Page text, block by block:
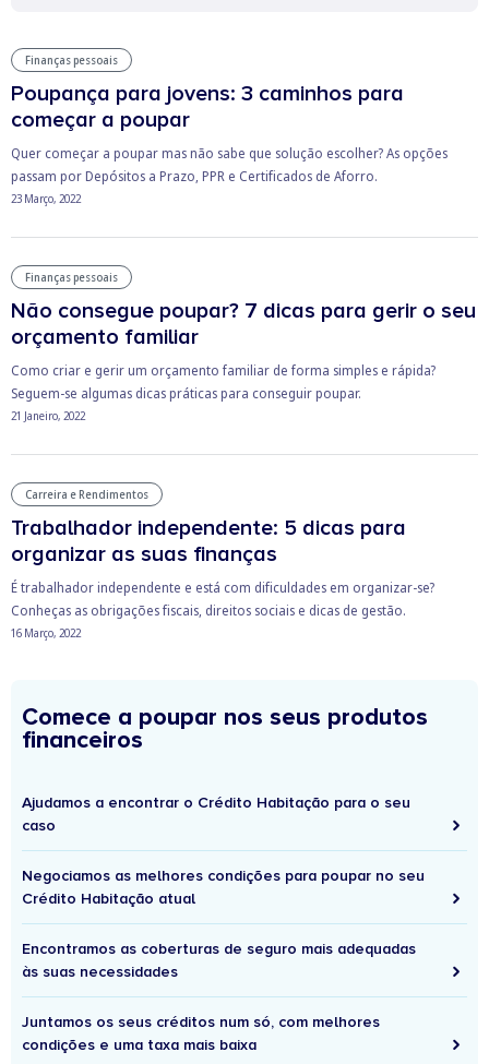
Finanças pessoais
Poupança para jovens: 3 caminhos para
começar a poupar
Quer começar a poupar mas não sabe que solução escolher? As opções
passam por Depósitos a Prazo, PPR e Certificados de Aforro.
23 Março, 2022
Finanças pessoais
Não consegue poupar? 7 dicas para gerir o seu
orçamento familiar
Como criar e gerir um orçamento familiar de forma simples e rápida?
Seguem-se algumas dicas práticas para conseguir poupar.
21 Janeiro, 2022
Carreira e Rendimentos
Trabalhador independente: 5 dicas para
organizar as suas finanças
É trabalhador independente e está com dificuldades em organizar-se?
Conheças as obrigações fiscais, direitos sociais e dicas de gestão.
16 Março, 2022
Comece a poupar nos seus produtos
financeiros
Ajudamos a encontrar o Crédito Habitação para o seu
caso
Negociamos as melhores condições para poupar no seu
Crédito Habitação atual
Encontramos as coberturas de seguro mais adequadas
às suas necessidades
Juntamos os seus créditos num só, com melhores
condições e uma taxa mais baixa